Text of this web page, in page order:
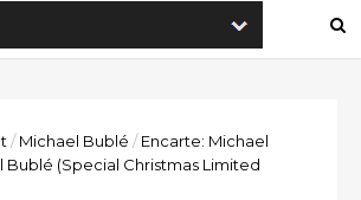
/ Michael Bublé / Encarte: Michael
Bublé (Special Christmas Limited